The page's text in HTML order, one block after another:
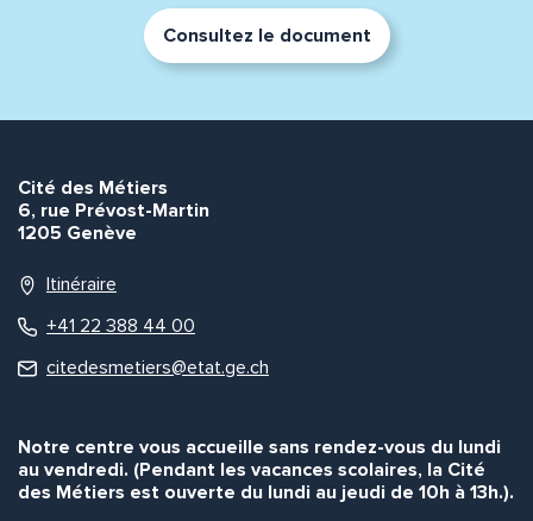
Consultez le document
Cité des Métiers
6, rue Prévost-Martin
1205 Genève
Itinéraire
+41 22 388 44 00
citedesmetiers@etat.ge.ch
Notre centre vous accueille sans rendez-vous du lundi
au vendredi. (Pendant les vacances scolaires, la Cité
des Métiers est ouverte du lundi au jeudi de 10h à 13h.).